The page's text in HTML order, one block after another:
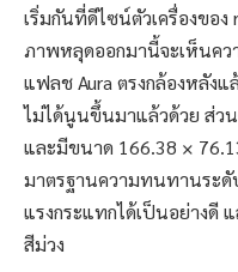
เริ่มกันที่ดีไซน์ตัวเครื่องของ
ภาพหลุดออกมานี้จะเห็นคว
แฟลช Aura ตรงกล้องหลัง
ไม่ได้นูนขึ้นมาแล้วด้วย ส่ว
และมีขนาด 166.38 ×
มาตรฐานความทนทานระ
แรงกระแทกได้เป็นอย่างดี
สีม่วง